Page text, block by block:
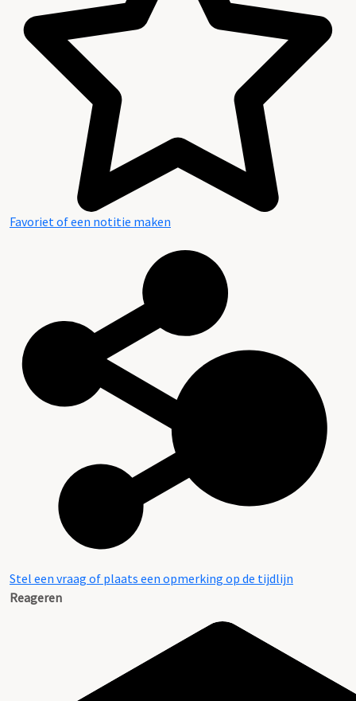
Inhoud en structuur van het archief
Aanwijzingen voor de gebruiker
Favoriet of een notitie maken
Stel een vraag of plaats een opmerking op de tijdlijn
Reageren